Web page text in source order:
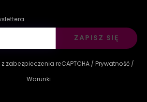
ZAPISZ SIĘ
zabezpieczenia reCAPTCHA / Prywatność /
Warunki